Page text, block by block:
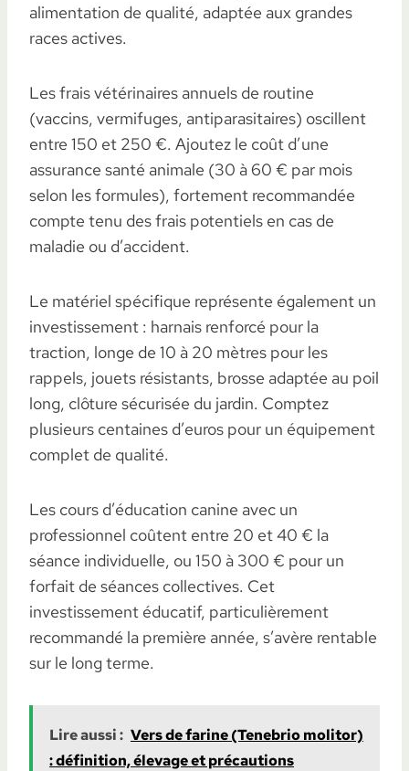
alimentation de qualité, adaptée aux grandes
races actives.
Les frais vétérinaires annuels de routine
(vaccins, vermifuges, antiparasitaires) oscillent
entre 150 et 250 €. Ajoutez le coût d’une
assurance santé animale (30 à 60 € par mois
selon les formules), fortement recommandée
compte tenu des frais potentiels en cas de
maladie ou d’accident.
Le matériel spécifique représente également un
investissement : harnais renforcé pour la
traction, longe de 10 à 20 mètres pour les
rappels, jouets résistants, brosse adaptée au poil
long, clôture sécurisée du jardin. Comptez
plusieurs centaines d’euros pour un équipement
complet de qualité.
Les cours d’éducation canine avec un
professionnel coûtent entre 20 et 40 € la
séance individuelle, ou 150 à 300 € pour un
forfait de séances collectives. Cet
investissement éducatif, particulièrement
recommandé la première année, s’avère rentable
sur le long terme.
Lire aussi : Vers de farine (Tenebrio molitor)
: définition, élevage et précautions